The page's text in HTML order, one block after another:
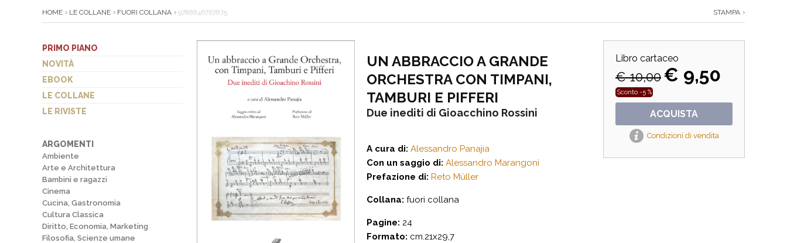
HOME LE COLLANE FUORI COLLANA 9788846767875 STAMPA
PRIMO PIANO
NOVITÀ
EBOOK
LE COLLANE
LE RIVISTE
ARGOMENTI
Ambiente
Arte e Architettura
Bambini e ragazzi
Cinema
Cucina, Gastronomia
Cultura Classica
Diritto, Economia, Marketing
Filosofia, Scienze umane
Libro cartaceo
€ 10,00€ 9,50
Sconto -5 %
ACQUISTA
Condizioni di vendita
UN ABBRACCIO A GRANDE
ORCHESTRA CON TIMPANI,
TAMBURI E PIFFERI
Due inediti di Gioacchino Rossini
A cura di: Alessandro Panajia
Con un saggio di: Alessandro Marangoni
Prefazione di: Reto Müller
Collana: fuori collana
Pagine: 24
Formato: cm.21x29,7